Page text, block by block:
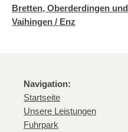
Bretten, Oberderdingen und
Vaihingen / Enz
Navigation:
Startseite
Unsere Leistungen
Fuhrpark